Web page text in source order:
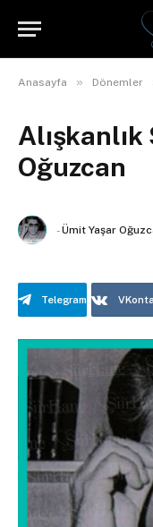
Anasayfa » Dönemler
Oğuzcan
-Ümit Yaşar
Telegram